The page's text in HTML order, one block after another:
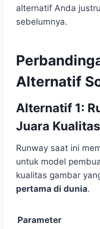
alternatif Anda
sebelumnya.
Alternatif
Alternatif 1:
Juara
Runway saat ini
untuk model
kualitas gambar
pertama di dunia.
Parameter